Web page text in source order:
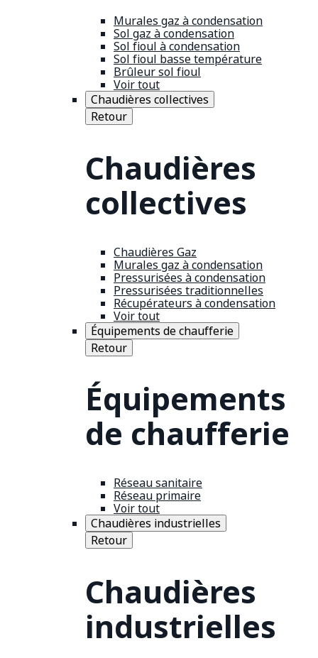
Murales gaz à condensation
Sol gaz à condensation
Sol fioul à condensation
Sol fioul basse température
Brûleur sol fioul
Voir tout
Chaudières collectives
Retour
Chaudières
collectives
Chaudières Gaz
Murales gaz à condensation
Pressurisées à condensation
Pressurisées traditionnelles
Récupérateurs à condensation
Voir tout
Équipements de chaufferie
Retour
Équipements
de chaufferie
Réseau sanitaire
Réseau primaire
Voir tout
Chaudières industrielles
Retour
Chaudières
industrielles